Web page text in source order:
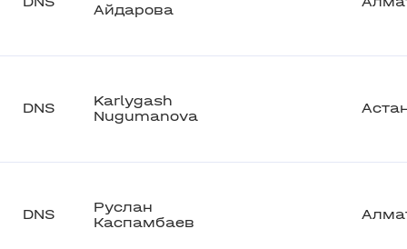
Айдарова
DNS
Karlygash
Nugumanova
DNS
Руслан
Каспамбаев